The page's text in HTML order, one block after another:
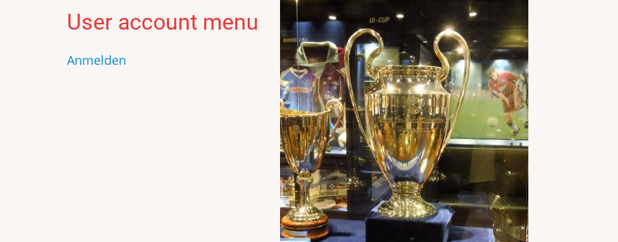
User account menu
Anmelden